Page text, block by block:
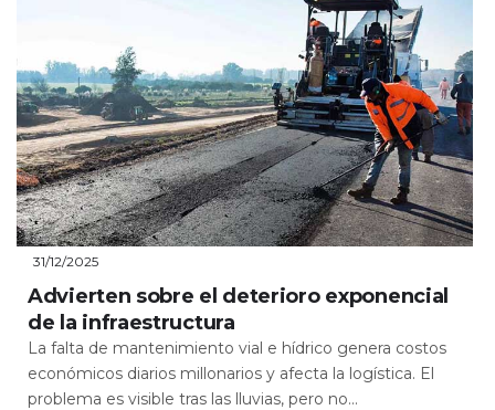
31/12/2025
Advierten sobre el deterioro exponencial
de la infraestructura
La falta de mantenimiento vial e hídrico genera costos
económicos diarios millonarios y afecta la logística. El
problema es visible tras las lluvias, pero no...